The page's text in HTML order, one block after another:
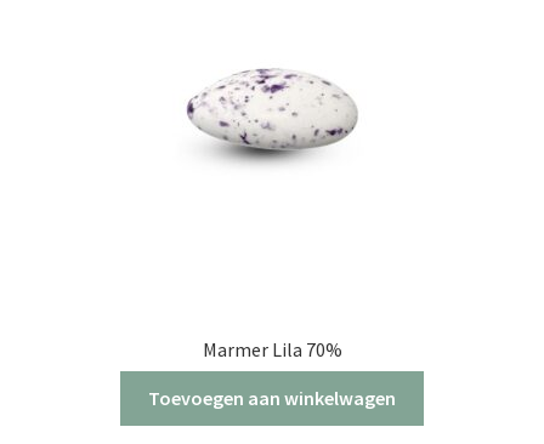
Marmer Lila 70%
Toevoegen aan winkelwagen